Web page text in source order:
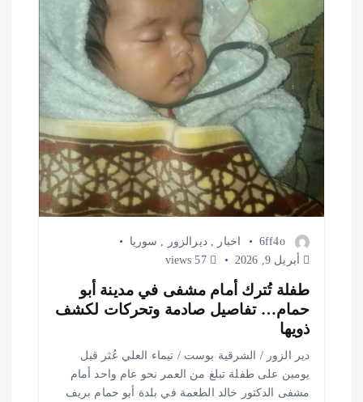
ت
6ff4o اخبار ,ديرالزور
سوريا
أبريل 9, 2026
57 views
طفلة تُترك أمام مشفى في مدينة أبو
حمام… تفاصيل صادمة وتحركات لكشف
ذويها
دير الزور / الشرقية بوست / تيماء العلي عُثر قبل
يومين على طفلة تبلغ من العمر نحو عام واحد أمام
مشفى الدكتور خالد الطعمة في بلدة أبو حمام بريف